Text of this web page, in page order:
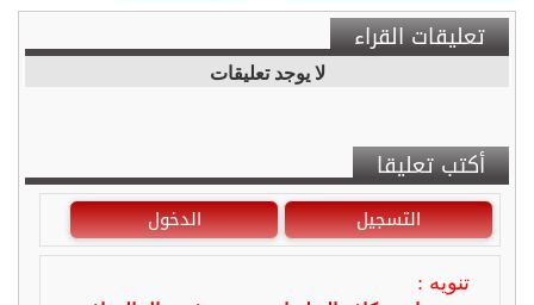
تعليقات القراء
لا يوجد تعليقات
أكتب تعليقا
التسجيل الدخول
تنويه :